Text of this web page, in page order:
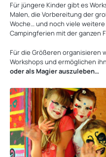
Für jüngere Kinder gibt es
Malen, die Vorbereitung der
Woche… und noch viele
Campingferien mit der ganzen
Für die Größeren organisieren
Workshops und ermöglichen
oder als Magier auszuleben…